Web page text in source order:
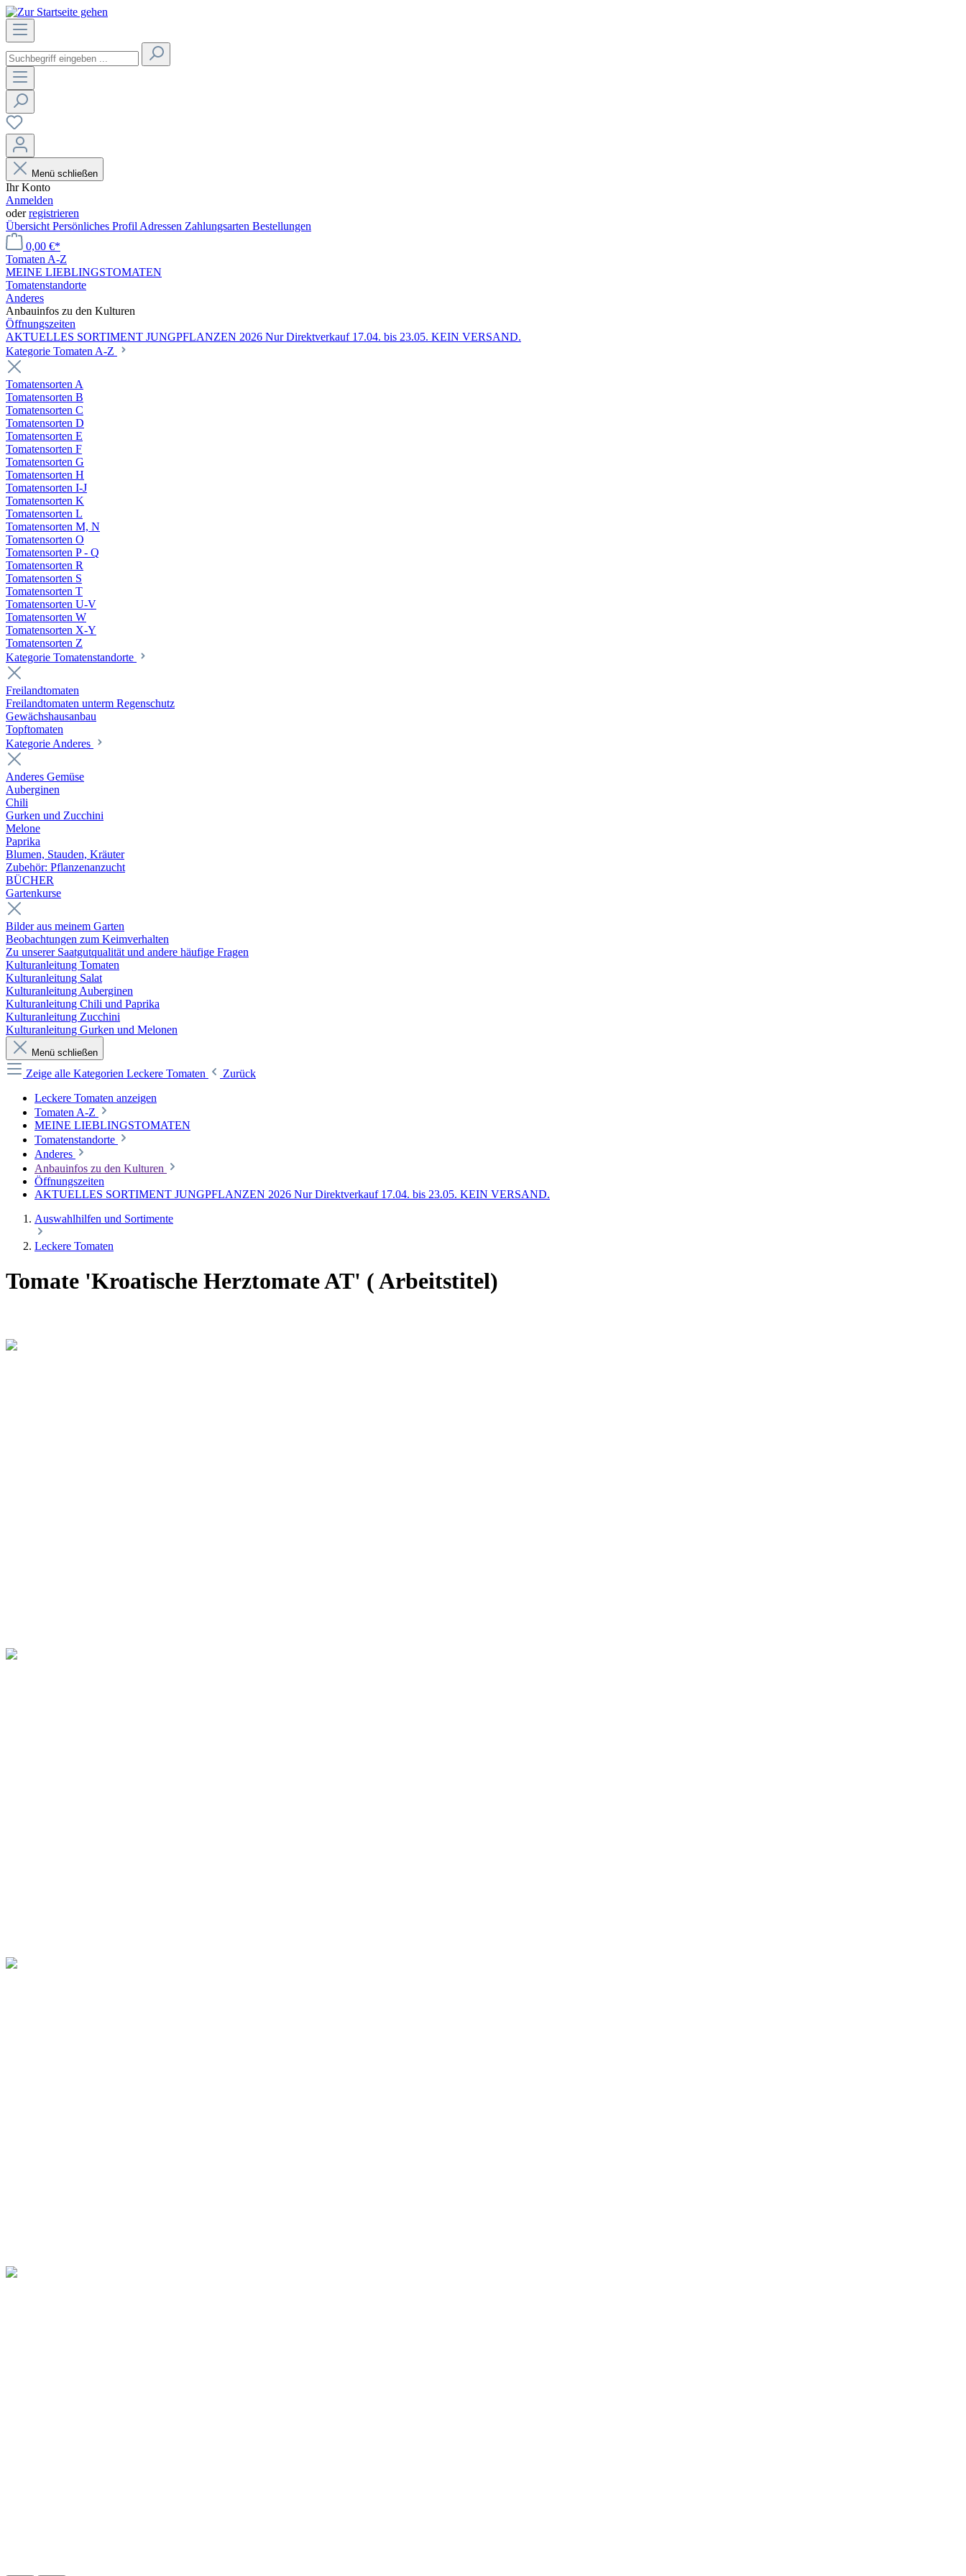
Menü schließen
Ihr Konto
Anmelden
oderregistrieren
Übersicht Persönliches Profil Adressen Zahlungsarten Bestellungen
0,00 €*
Tomaten A-Z
MEINE LIEBLINGSTOMATEN
Tomatenstandorte
Anderes
Anbauinfos zu den Kulturen
Öffnungszeiten
AKTUELLES SORTIMENT JUNGPFLANZEN 2026 Nur Direktverkauf 17.04. bis 23.05. KEIN VERSAND.
Kategorie Tomaten A-Z
Tomatensorten A
Tomatensorten B
Tomatensorten C
Tomatensorten D
Tomatensorten E
Tomatensorten F
Tomatensorten G
Tomatensorten H
Tomatensorten I-J
Tomatensorten K
Tomatensorten L
Tomatensorten M, N
Tomatensorten O
Tomatensorten P - Q
Tomatensorten R
Tomatensorten S
Tomatensorten T
Tomatensorten U-V
Tomatensorten W
Tomatensorten X-Y
Tomatensorten Z
Kategorie Tomatenstandorte
Freilandtomaten
Freilandtomaten unterm Regenschutz
Gewächshausanbau
Topftomaten
Kategorie Anderes
Anderes Gemüse
Auberginen
Chili
Gurken und Zucchini
Melone
Paprika
Blumen, Stauden, Kräuter
Zubehör: Pflanzenanzucht
BÜCHER
Gartenkurse
Bilder aus meinem Garten
Beobachtungen zum Keimverhalten
Zu unserer Saatgutqualität und andere häufige Fragen
Kulturanleitung Tomaten
Kulturanleitung Salat
Kulturanleitung Auberginen
Kulturanleitung Chili und Paprika
Kulturanleitung Zucchini
Kulturanleitung Gurken und Melonen
Menü schließen
Zeige alle Kategorien Leckere Tomaten
Zurück
Leckere Tomaten anzeigen
Tomaten A-Z
MEINE LIEBLINGSTOMATEN
Tomatenstandorte
Anderes
Anbauinfos zu den Kulturen
Öffnungszeiten
AKTUELLES SORTIMENT JUNGPFLANZEN 2026 Nur Direktverkauf 17.04. bis 23.05. KEIN VERSAND.
Auswahlhilfen und Sortimente
Leckere Tomaten
Tomate 'Kroatische Herztomate AT' ( Arbeitstitel)